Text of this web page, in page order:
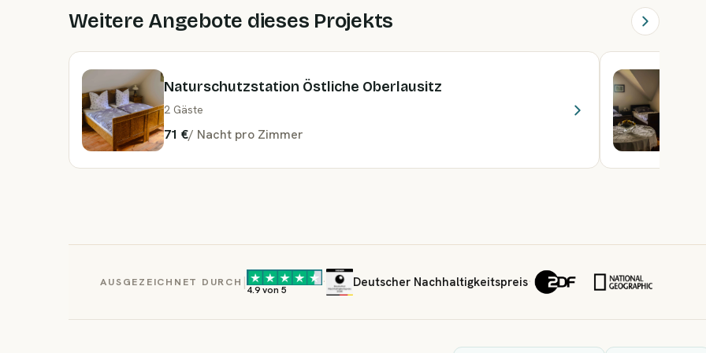
Weitere Angebote dieses Projekts
Naturschutzstation Östliche Oberlausitz
2 Gäste
71 €/ Nacht pro Zimmer
AUSGEZEICHNET DURCH
4.9 von 5 · Deutscher Nachhaltigkeitspreis·